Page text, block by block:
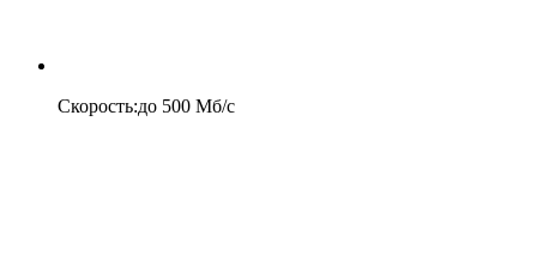
Скорость:до 500 Мб/c